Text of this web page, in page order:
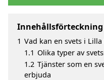
Innehållsförteckning
1 Vad kan en svets i
1.1 Olika typer av
1.2 Tjänster som en
erbjuda